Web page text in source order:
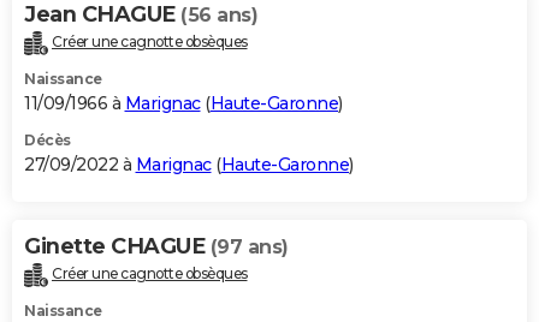
Jean CHAGUE (56 ans)
Créer une cagnotte obsèques
Naissance
11/09/1966 à Marignac(Haute-Garonne)
Décès
27/09/2022 à Marignac(Haute-Garonne)
Ginette CHAGUE (97 ans)
Créer une cagnotte obsèques
Naissance